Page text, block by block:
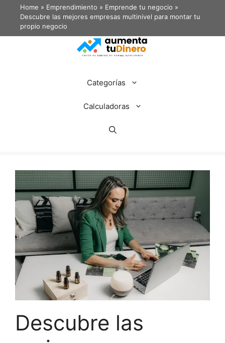
Home » Emprendimiento » Emprende tu negocio »
Descubre las mejores empresas multinivel para montar tu
propio negocio
Categorías
Calculadoras
Descubre las